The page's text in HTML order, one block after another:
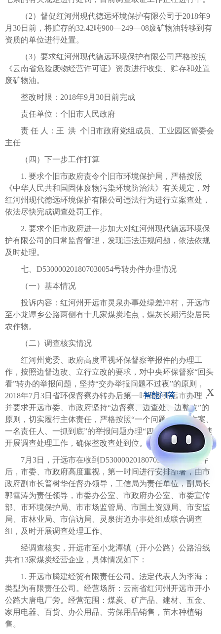
（2）督促红河州现代德远环境保护有限公司于2018年9
月30日前，将贮存的32.42吨900—249—08废矿物油转移到有
资质的单位进行处置。
（3）要求红河州现代德远环境保护有限公司严格按照
《云南省危险废物经营许可证》资质进行收集、贮存和处置
废矿物油。
整改时限：2018年9月30日前完成
责任单位：个旧市人民政府
责 任 人：王 洪 个旧市政府党组成员、工业园区管委会
主任
（四）下一步工作打算
1. 要求个旧市政府责令个旧市环境保护局，严格按照
《中华人民共和国固体废物污染环境防治法》有关规定，对
红河州现代德远环境保护有限公司违法行为进行立案查处，
依法尽快完成调查处罚工作。
2. 要求个旧市政府进一步加大对红河州现代德远环境保
护有限公司的日常监督管理，发现违法违规问题，依法依规
及时处理。
七、D530000201807030054号转办件办理情况
（一）基本情况
投诉内容：红河州开远市灵泉办事处绿差冲村，开远市
至小龙谭乡公路两侧有十几家煤炭堆点，煤灰长期污染居民
农作物。
（二）调查核实情况
红河州党委、政府高度重视环保督察举报件的办理工
作，按照边督边改、立行立改的要求，对中央环保督察“回头
看”转办的举报问题，坚持“交办举报问题不过夜”的原则，
2018年7月3日省环保督察办转办后第一时间交开远市办理，
并要求开远市委、市政府坚持“边督察、边查处、边整改”的
原则，切实履行主体责任，严格按照“一个问题、一套方案、
一名责任人、一抓到底”的举报问题办理“四个一”要求，迅速
开展调查处理工作，确保整改查处到位。
7月3日，开远市在收到D530000201807030054号转办件
后，市委、市政府高度重视，第一时间进行安排部署，由市
政府副市长普树华任督办领导，工信局为责任单位，副局长
郭雪涛为责任领导，市委办公室、市政府办公室、市委宣传
部、市环境保护局、市市场监管局、市国土资源局、市安监
局、市林业局、市信访局、灵泉街道办事处组成联合调查
组，及时开展调查处理工作。
经调查核实，开远市至小龙潭镇（开小公路）公路沿线
共有13家煤炭经营企业，具体情况如下：
1. 开远市腾建经贸有限责任公司。法定代表人为李海；
类型为有限责任公司。经营场所：云南省红河州开远市开小
公路大唐电厂旁。经营范围：煤炭、矿产品、建材、五金、
家用电器、百货、办公用品、劳保用品销售，苗木种植销
售。
x